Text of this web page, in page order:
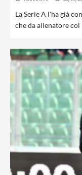
La Serie A l'ha già
che da allenatore col